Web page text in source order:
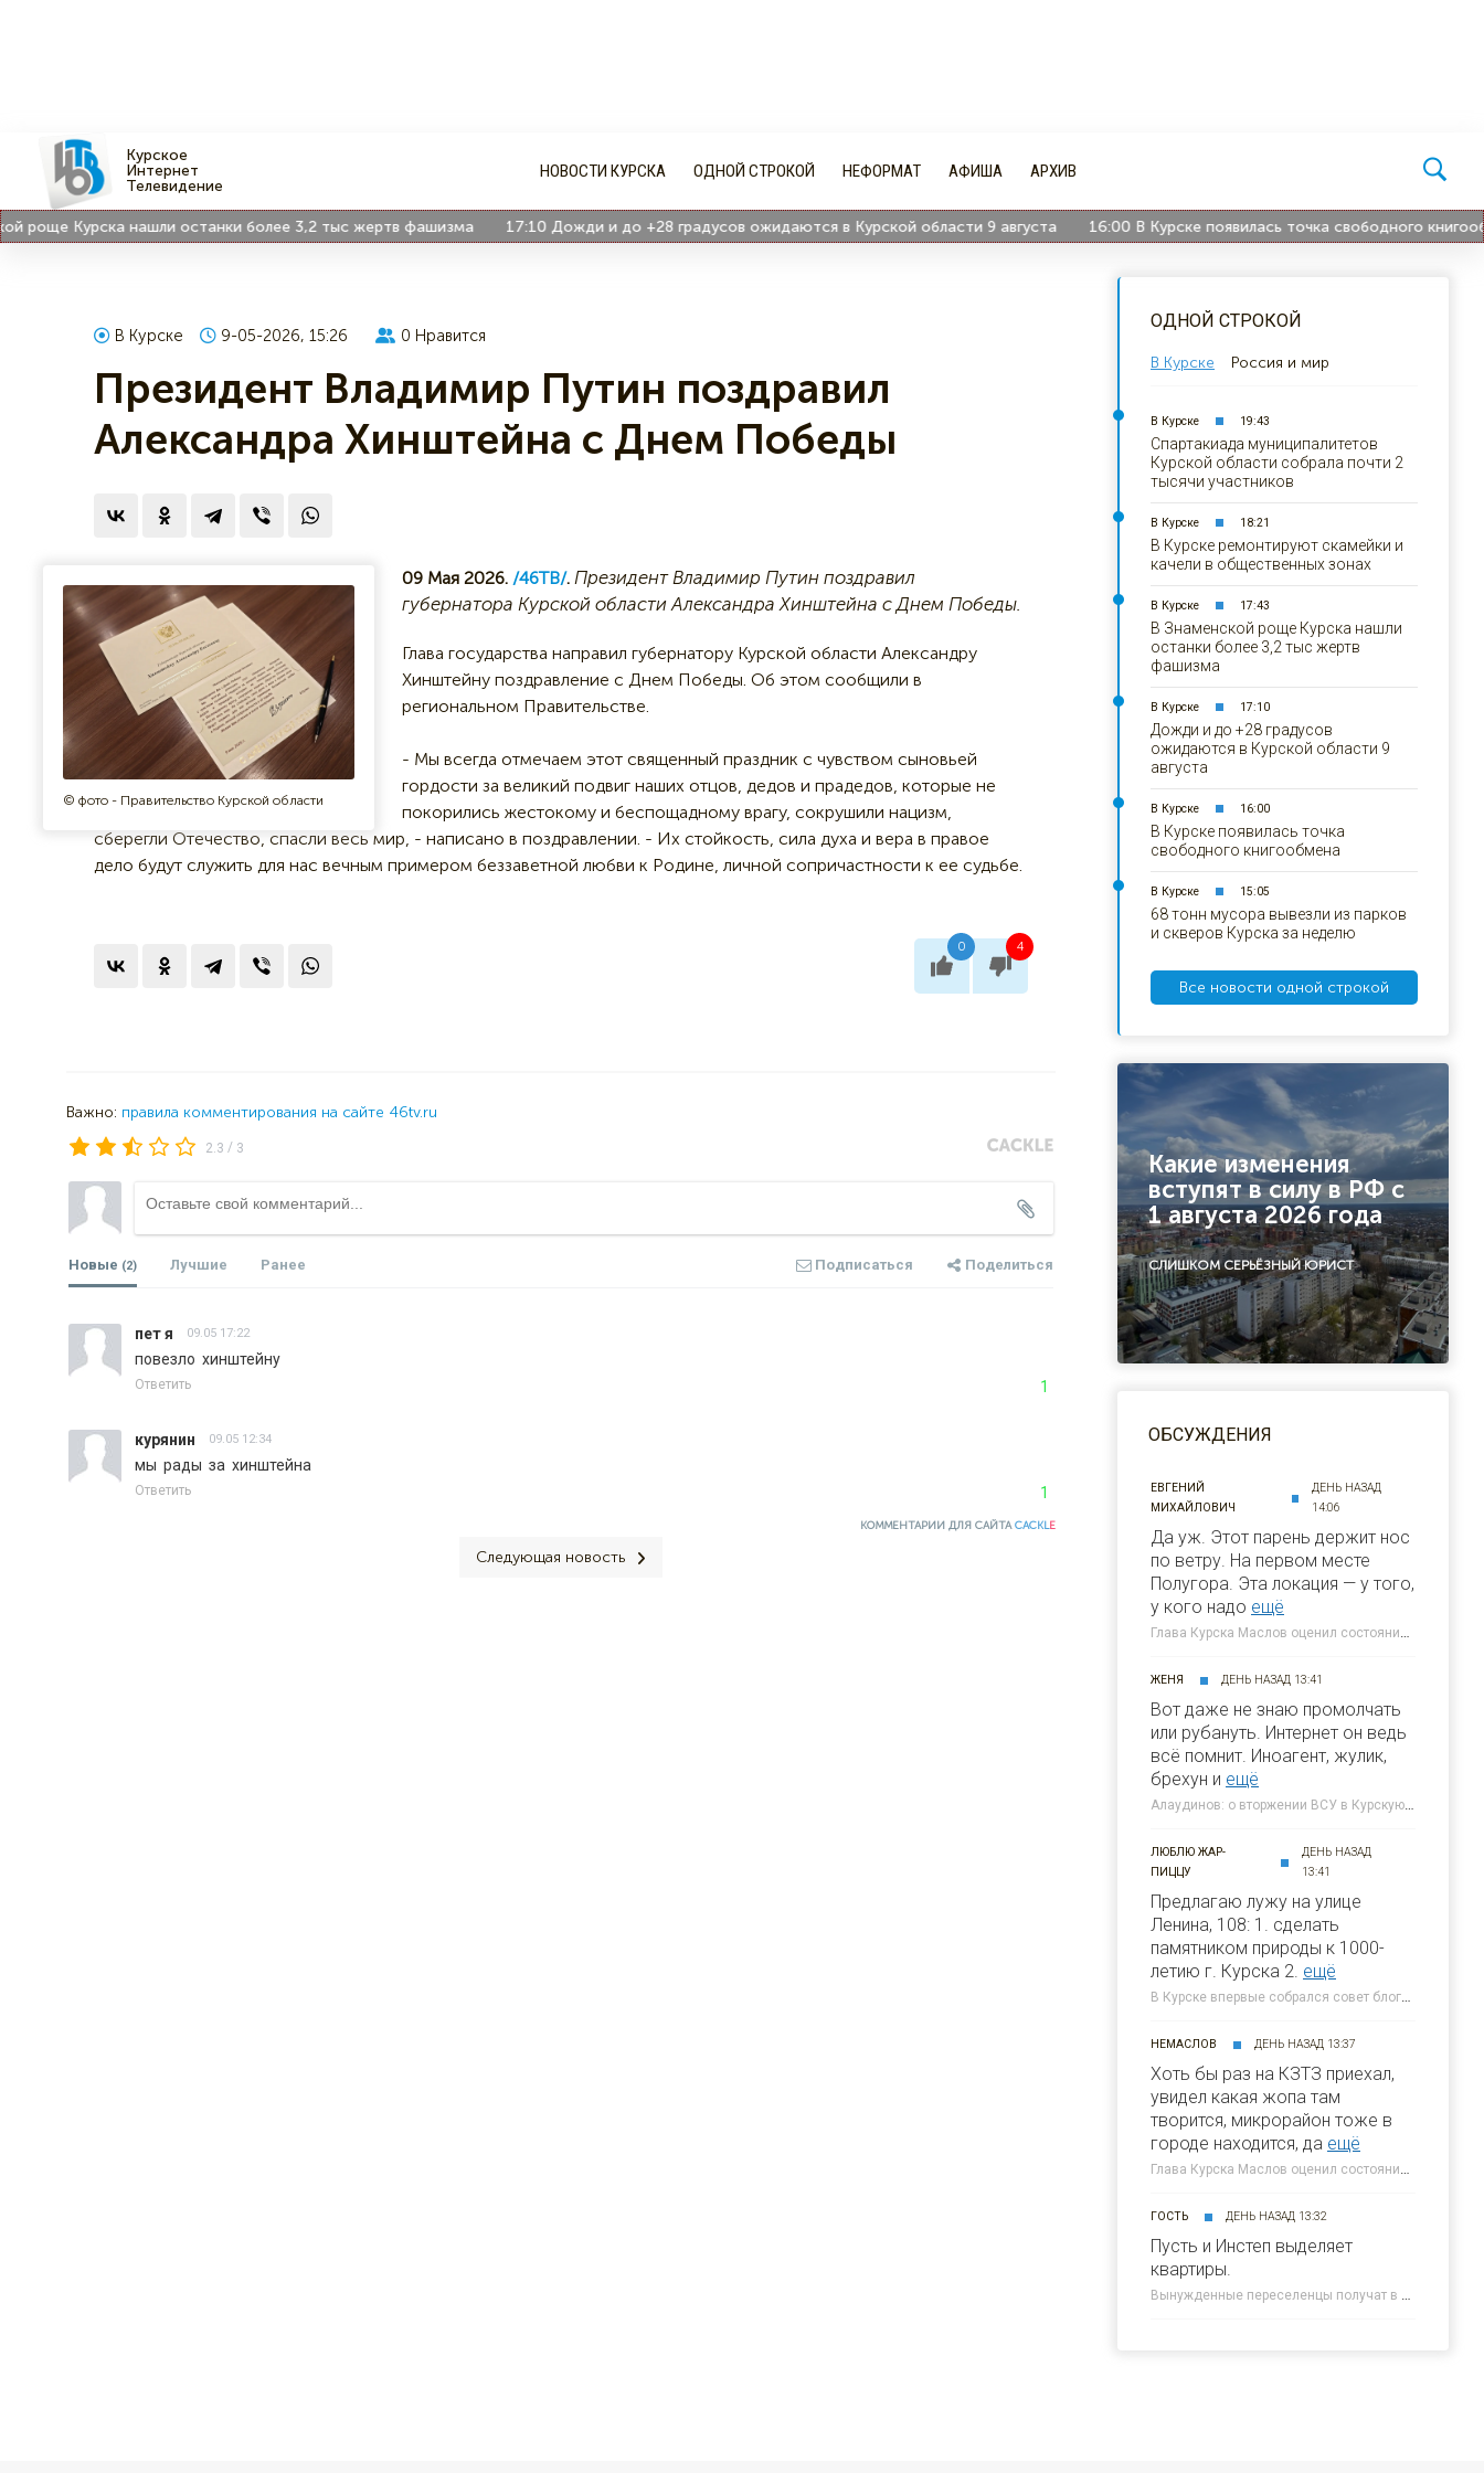
Курское
Интернет
Телевидение
НОВОСТИ КУРСКА ОДНОЙ СТРОКОЙ НЕФОРМАТ АФИША АРХИВ
Курска нашли останки более 3,2 тыс жертв фашизма 17:10 Дожди и до +28 градусов ожидаются в Курской области 9 августа 16:00 В Курске появилась точка свободного
В Курске 9-05-2026, 15:26 0 Нравится
Президент Владимир Путин поздравил
Александра Хинштейна с Днем Победы
© фото - Правительство Курской области
09 Мая 2026. /46ТВ/. Президент Владимир Путин поздравил
губернатора Курской области Александра Хинштейна с Днем Победы.
Глава государства направил губернатору Курской области Александру
Хинштейну поздравление с Днем Победы. Об этом сообщили в
региональном Правительстве.
- Мы всегдa отмечаем этот священный праздник с чувством сыновьей
гордости за великий подвиг наших отцов, дедов и прадедов, котoрые не
покорились жестокому и беспощадному врагу, сокрушили нацизм,
сберегли Отечество, спасли весь мир, - написано в поздравлении. - Их стойкость, сила духа и вера в правое
делo будут служить для нас вечным примерoм беззаветной любви к Родине, личной сопричастности к ее судьбе.
0 4
Важно: правила комментирования на сайте 46tv.ru
2.3 / 3
Новые (2) Лучшие Ранее Подписаться Поделиться
пет я 09.05 17:22
повезло  хинштейну
Ответить 1
курянин 09.05 12:34
мы  рады  за  хинштейна
Ответить 1
КОММЕНТАРИИ ДЛЯ САЙТАCACKLE
Следующая новость
ОДНОЙ СТРОКОЙ
В Курске Россия и мир
В Курске 19:43
Спартакиада муниципалитетов
Курской области собрала почти 2
тысячи участников
В Курске 18:21
В Курске ремонтируют скамейки и
качели в общественных зонах
В Курске 17:43
В Знаменской роще Курска нашли
останки более 3,2 тыс жертв
фашизма
В Курске 17:10
Дожди и до +28 градусов
ожидаются в Курской области 9
августа
В Курске 16:00
В Курске появилась точка
свободного книгообмена
В Курске 15:05
68 тонн мусора вывезли из парков
и скверов Курска за неделю
Все новости одной строкой
Какие изменения
вступят в силу в РФ с
1 августа 2026 года
СЛИШКОМ СЕРЬЁЗНЫЙ ЮРИСТ
ОБСУЖДЕНИЯ
ЕВГЕНИЙ
МИХАЙЛОВИЧ
ДЕНЬ НАЗАД
14:06
Да уж. Этот парень держит нос
по ветру. На первом месте
Полугора. Этa локация — у того,
у кого надо ещё
Глава Курска Маслов оценил состояние требующих благоустройства локаций » 46ТВ Курское Интернет Телевидение
ЖЕНЯ ДЕНЬ НАЗАД 13:41
Вот даже не знаю промолчать
или рубануть. Интернет он ведь
всё помнит. Иноагент, жулик,
брехун и ещё
Алаудинов: о вторжении ВСУ в Курскую область я узнал от гражданских людей » 46ТВ Курское Интернет Телевидение
ЛЮБЛЮ ЖАР-
ПИЦЦУ
ДЕНЬ НАЗАД
13:41
Предлагаю лужу на улице
Ленина, 108: 1. сделать
памятником природы к 1000-
летию г. Курска 2. ещё
В Курске впервые собрался совет блогеров при главе города » 46ТВ Курское Интернет Телевидение
НЕМАСЛОВ ДЕНЬ НАЗАД 13:37
Хоть бы раз на КЗТЗ приехал,
увидел какая жопа там
творится, микрорайон тоже в
городе находится, да ещё
Глава Курска Маслов оценил состояние требующих благоустройства локаций » 46ТВ Курское Интернет Телевидение
ГОСТЬ ДЕНЬ НАЗАД 13:32
Пусть и Инстеп выделяет
квартиры.
Вынужденные переселенцы получат в Курске около 300 квартир от КПД » 46ТВ Курское Интернет Телевидение